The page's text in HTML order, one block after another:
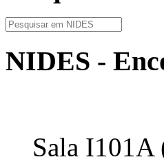
NIDES -
Sala I101A